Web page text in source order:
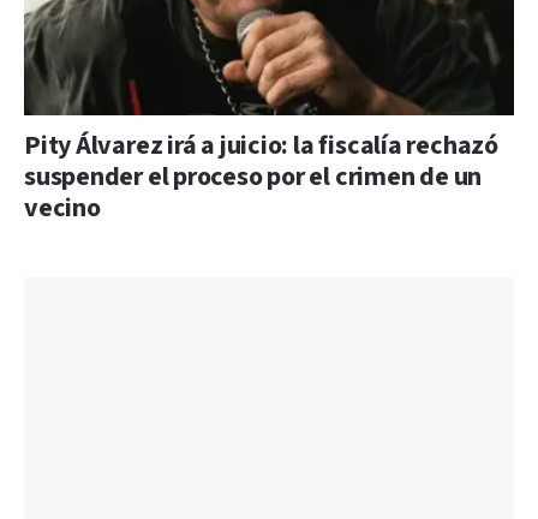
Pity Álvarez irá a juicio: la fiscalía rechazó
suspender el proceso por el crimen de un
vecino